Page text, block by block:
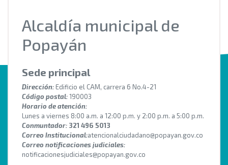
Alcaldía municipal de
Popayán
Sede principal
Dirección: Edificio el CAM, carrera 6 No.4-21
Código postal:190003
Horario de atención:
Lunes a viernes 8:00 a.m. a 12:00 p.m. y 2:00 p.m. a 5:00 p.m.
Conmuntador: 321 496 5013
Correo Institucional:atencionalciudadano@popayan.gov.co
Correo notificaciones judiciales:
notificacionesjudiciales@popayan.gov.co